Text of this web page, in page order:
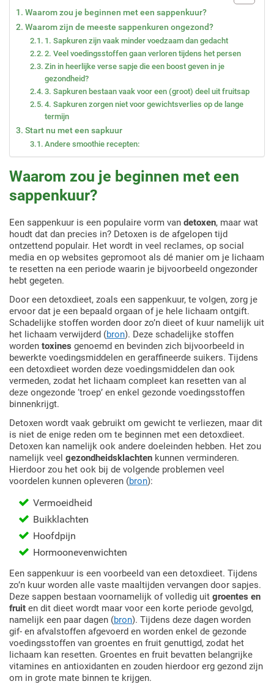
Waarom zou je beginnen met een sappenkuur?
Waarom zijn de meeste sappenkuren ongezond?
1. Sapkuren zijn vaak minder voedzaam dan gedacht
2. Veel voedingsstoffen gaan verloren tijdens het persen
Zin in heerlijke verse sapje die een boost geven in je
gezondheid?
3. Sapkuren bestaan vaak voor een (groot) deel uit fruitsap
4. Sapkuren zorgen niet voor gewichtsverlies op de lange
termijn
Start nu met een sapkuur
Andere smoothie recepten:
Waarom zou je beginnen met een
sappenkuur?
Een sappenkuur is een populaire vorm van detoxen, maar wat
houdt dat dan precies in? Detoxen is de afgelopen tijd
ontzettend populair. Het wordt in veel reclames, op social
media en op websites gepromoot als dé manier om je lichaam
te resetten na een periode waarin je bijvoorbeeld ongezonder
hebt gegeten.
Door een detoxdieet, zoals een sappenkuur, te volgen, zorg je
ervoor dat je een bepaald orgaan of je hele lichaam ontgift.
Schadelijke stoffen worden door zo’n dieet of kuur namelijk uit
het lichaam verwijderd (bron). Deze schadelijke stoffen
worden toxines genoemd en bevinden zich bijvoorbeeld in
bewerkte voedingsmiddelen en geraffineerde suikers. Tijdens
een detoxdieet worden deze voedingsmiddelen dan ook
vermeden, zodat het lichaam compleet kan resetten van al
deze ongezonde ‘troep’ en enkel gezonde voedingsstoffen
binnenkrijgt.
Detoxen wordt vaak gebruikt om gewicht te verliezen, maar dit
is niet de enige reden om te beginnen met een detoxdieet.
Detoxen kan namelijk ook andere doeleinden hebben. Het zou
namelijk veel gezondheidsklachten kunnen verminderen.
Hierdoor zou het ook bij de volgende problemen veel
voordelen kunnen opleveren (bron):
Vermoeidheid
Buikklachten
Hoofdpijn
Hormoonevenwichten
Een sappenkuur is een voorbeeld van een detoxdieet. Tijdens
zo’n kuur worden alle vaste maaltijden vervangen door sapjes.
Deze sappen bestaan voornamelijk of volledig uit groentes en
fruit en dit dieet wordt maar voor een korte periode gevolgd,
namelijk een paar dagen (bron). Tijdens deze dagen worden
gif- en afvalstoffen afgevoerd en worden enkel de gezonde
voedingsstoffen van groentes en fruit genuttigd, zodat het
lichaam kan resetten. Groentes en fruit bevatten belangrijke
vitamines en antioxidanten en zouden hierdoor erg gezond zijn
om in grote mate binnen te krijgen.